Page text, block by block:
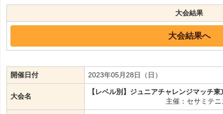
大会結果
大会結果へ
開催日付 2023年05月28日（日）
大会名
【レベル別】ジュニアチャレンジマッチ
主催：セサミテ